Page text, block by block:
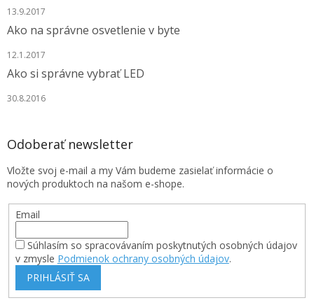
13.9.2017
Ako na správne osvetlenie v byte
12.1.2017
Ako si správne vybrať LED
30.8.2016
Odoberať newsletter
Vložte svoj e-mail a my Vám budeme zasielať informácie o
nových produktoch na našom e-shope.
Email
Súhlasím so spracovávaním poskytnutých osobných údajov
v zmysle Podmienok ochrany osobných údajov.
PRIHLÁSIŤ SA